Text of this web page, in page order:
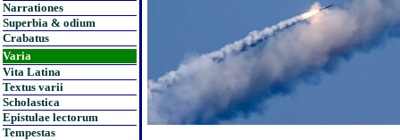
Narrationes
Superbia & odium
Crabatus
Varia
Vita Latina
Textus varii
Scholastica
Epistulae lectorum
Tempestas